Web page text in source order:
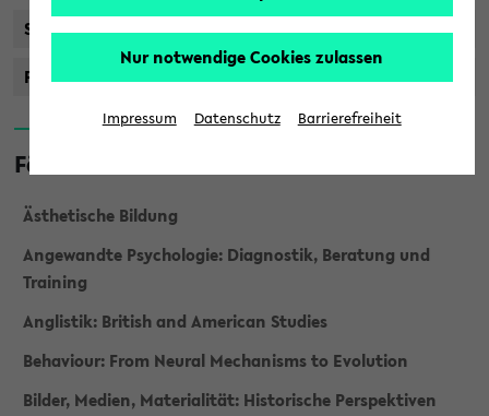
Staatsprüfung
Promotionsstudiengänge
Fächer
Ästhetische Bildung
Angewandte Psychologie: Diagnostik, Beratung und
Training
Anglistik: British and American Studies
Behaviour: From Neural Mechanisms to Evolution
Bilder, Medien, Materialität: Historische Perspektiven
Nur notwendige Cookies zulassen
Impressum Datenschutz Barrierefreiheit